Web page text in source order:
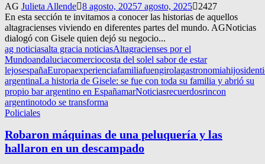
AG Julieta Allende 8 agosto, 20257 agosto, 2025
2427
En esta sección te invitamos a conocer las historias de aquellos
altagracienses viviendo en diferentes partes del mundo. AGNoticias
dialogó con Gisele quien dejó su negocio...
ag noticiasalta gracia noticiasAltagracienses por el
Mundoandaluciacomerciocosta del solel sabor de estar
lejosespañaEuropaexperienciafamiliafuengirolagastronomiahijos
argentinaLa historia de Gisele: se fue con toda su familia y abrió su
propio bar argentino en EspañamarNoticiasrecuerdosrincon
argentinotodo se transforma
Policiales
Robaron máquinas de una peluquería y las
hallaron en un descampado